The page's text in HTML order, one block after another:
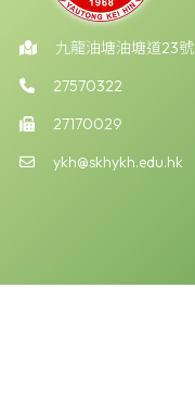
九龍油塘油塘道23號
27570322
27170029
ykh@skhykh.edu.hk